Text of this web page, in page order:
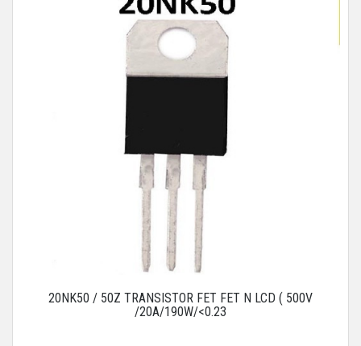
20NK50 / 50Z TRANSISTOR FET FET N LCD ( 500V
/20A/190W/<0.23